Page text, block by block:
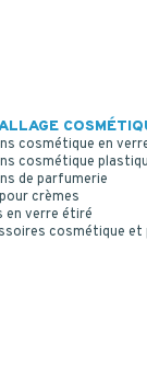
cosmétique en
cosmétique
de parfumerie
crèmes
en verre étiré
cosmétique et